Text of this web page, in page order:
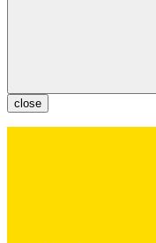
close